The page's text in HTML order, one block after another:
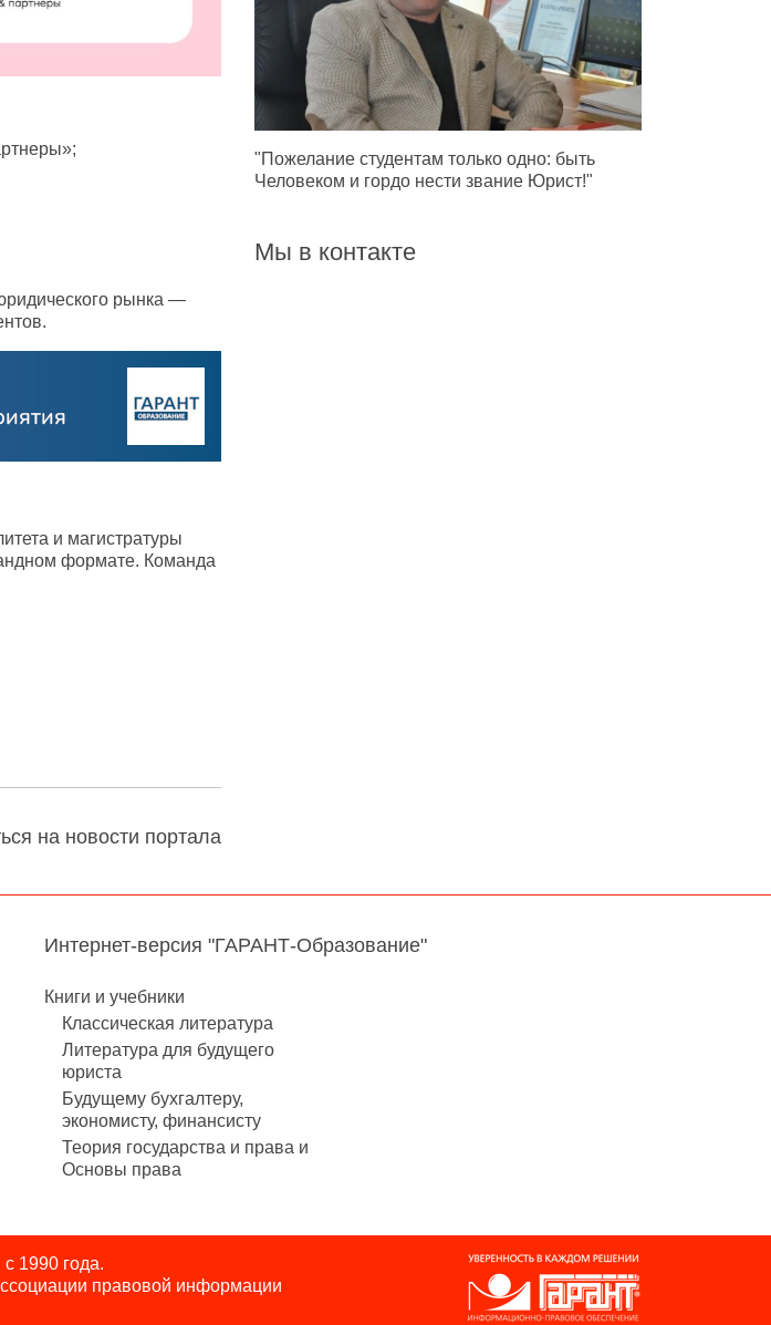
рынка —
и магистратуры
формате. Команда
на новости портала
"Пожелание студентам только одно: быть
Человеком и гордо нести звание Юрист!"
Мы в контакте
Интернет-версия "ГАРАНТ-Образование"
Книги и учебники
Классическая литература
Литература для будущего
юриста
Будущему бухгалтеру,
экономисту, финансисту
Теория государства и права и
Основы права
1990 года.
правовой информации